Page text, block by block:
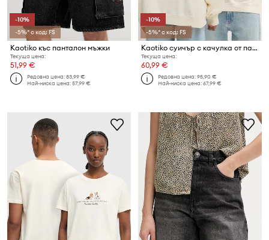
-10%
-5%* с код: FS
Kaotiko къс панталон мъжки
Текуща цена:
51,99 €
Редовна цена:83,99 €
Най-ниска цена:57,99 €
-10%
-5%* с код: FS
Kaotiko суичър с качулка от памук
Текуща цена:
60,99 €
Редовна цена:95,90 €
Най-ниска цена:67,99 €